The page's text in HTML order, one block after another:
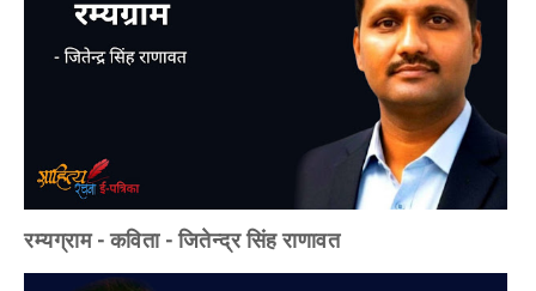
रम्यग्राम - कविता - जितेन्द्र सिंह राणावत